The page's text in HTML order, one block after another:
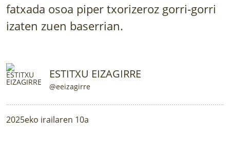
fatxada osoa piper txorizeroz gorri-gorri
izaten zuen baserrian.
ESTITXU EIZAGIRRE
@eeizagirre
2025eko irailaren 10a